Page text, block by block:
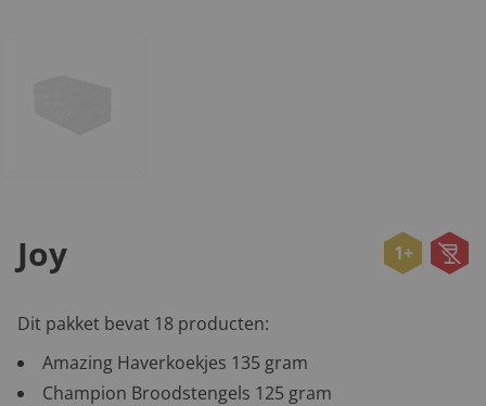
Joy 1+
Dit pakket bevat 18 producten:
Amazing Haverkoekjes 135 gram
Champion Broodstengels 125 gram